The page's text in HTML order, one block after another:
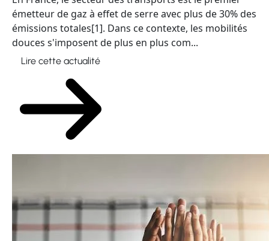
émetteur de gaz à effet de serre avec plus de 30% des
émissions totales[1]. Dans ce contexte, les mobilités
douces s'imposent de plus en plus com...
Lire cette actualité